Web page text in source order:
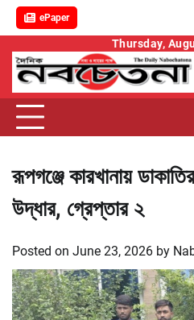
ePaper
content
Thursday,
রূপগঞ্জে কারখানায়
উদ্ধার, গ্রেপ্তার ২
Posted on June 23, 2026 by